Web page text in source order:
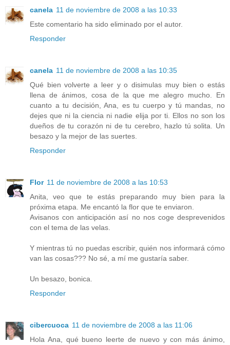
canela 11 de noviembre de 2008 a las 10:33
Este comentario ha sido eliminado por el autor.
Responder
canela 11 de noviembre de 2008 a las 10:35
Qué bien volverte a leer y o disimulas muy bien o estás
llena de ánimos, cosa de la que me alegro mucho. En
cuanto a tu decisión, Ana, es tu cuerpo y tú mandas, no
dejes que ni la ciencia ni nadie elija por ti. Ellos no son los
dueños de tu corazón ni de tu cerebro, hazlo tú solita. Un
besazo y la mejor de las suertes.
Responder
Flor 11 de noviembre de 2008 a las 10:53
Anita, veo que te estás preparando muy bien para la
próxima etapa. Me encantó la flor que te enviaron.
Avisanos con anticipación así no nos coge desprevenidos
con el tema de las velas.
Y mientras tú no puedas escribir, quién nos informará cómo
van las cosas??? No sé, a mí me gustaría saber.
Un besazo, bonica.
Responder
cibercuoca 11 de noviembre de 2008 a las 11:06
Hola Ana, qué bueno leerte de nuevo y con más ánimo,